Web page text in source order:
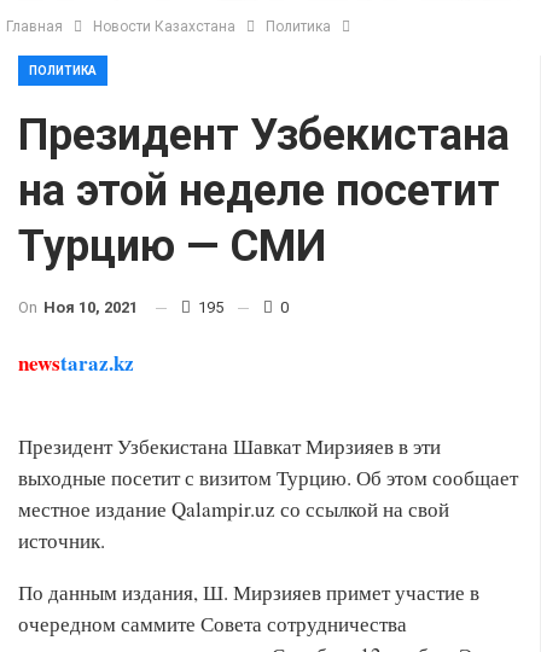
Главная Новости Казахстана Политика
ПОЛИТИКА
Президент Узбекистана
на этой неделе посетит
Турцию — СМИ
On Ноя 10, 2021 195 0
newstaraz.kz
Президент Узбекистана Шавкат Мирзияев в эти
выходные посетит с визитом Турцию. Об этом сообщает
местное издание Qalampir.uz со ссылкой на свой
источник.
По данным издания, Ш. Мирзияев примет участие в
очередном саммите Совета сотрудничества